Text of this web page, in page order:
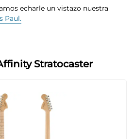
echarle un vistazo nuestra
Paul.
Stratocaster